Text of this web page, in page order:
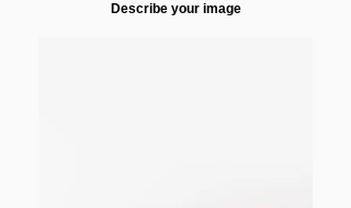
Describe your image